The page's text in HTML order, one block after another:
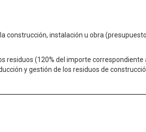
construcción, instalación u obra
residuos (120% del importe correspondiente
y gestión de los residuos de